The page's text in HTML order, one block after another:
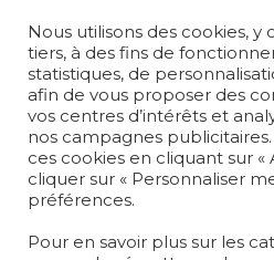
MAGAZINE
LA MAISON
OÙ NOUS TROUVER ?
Nous utilisons des cookies, y
tiers, à des fins de
statistiques, de
afin de vous proposer des
vos centres d’intérêts et
nos campagnes
ces cookies en cliquant sur
cliquer sur « Personnaliser
préférences.
Pour en savoir plus sur les